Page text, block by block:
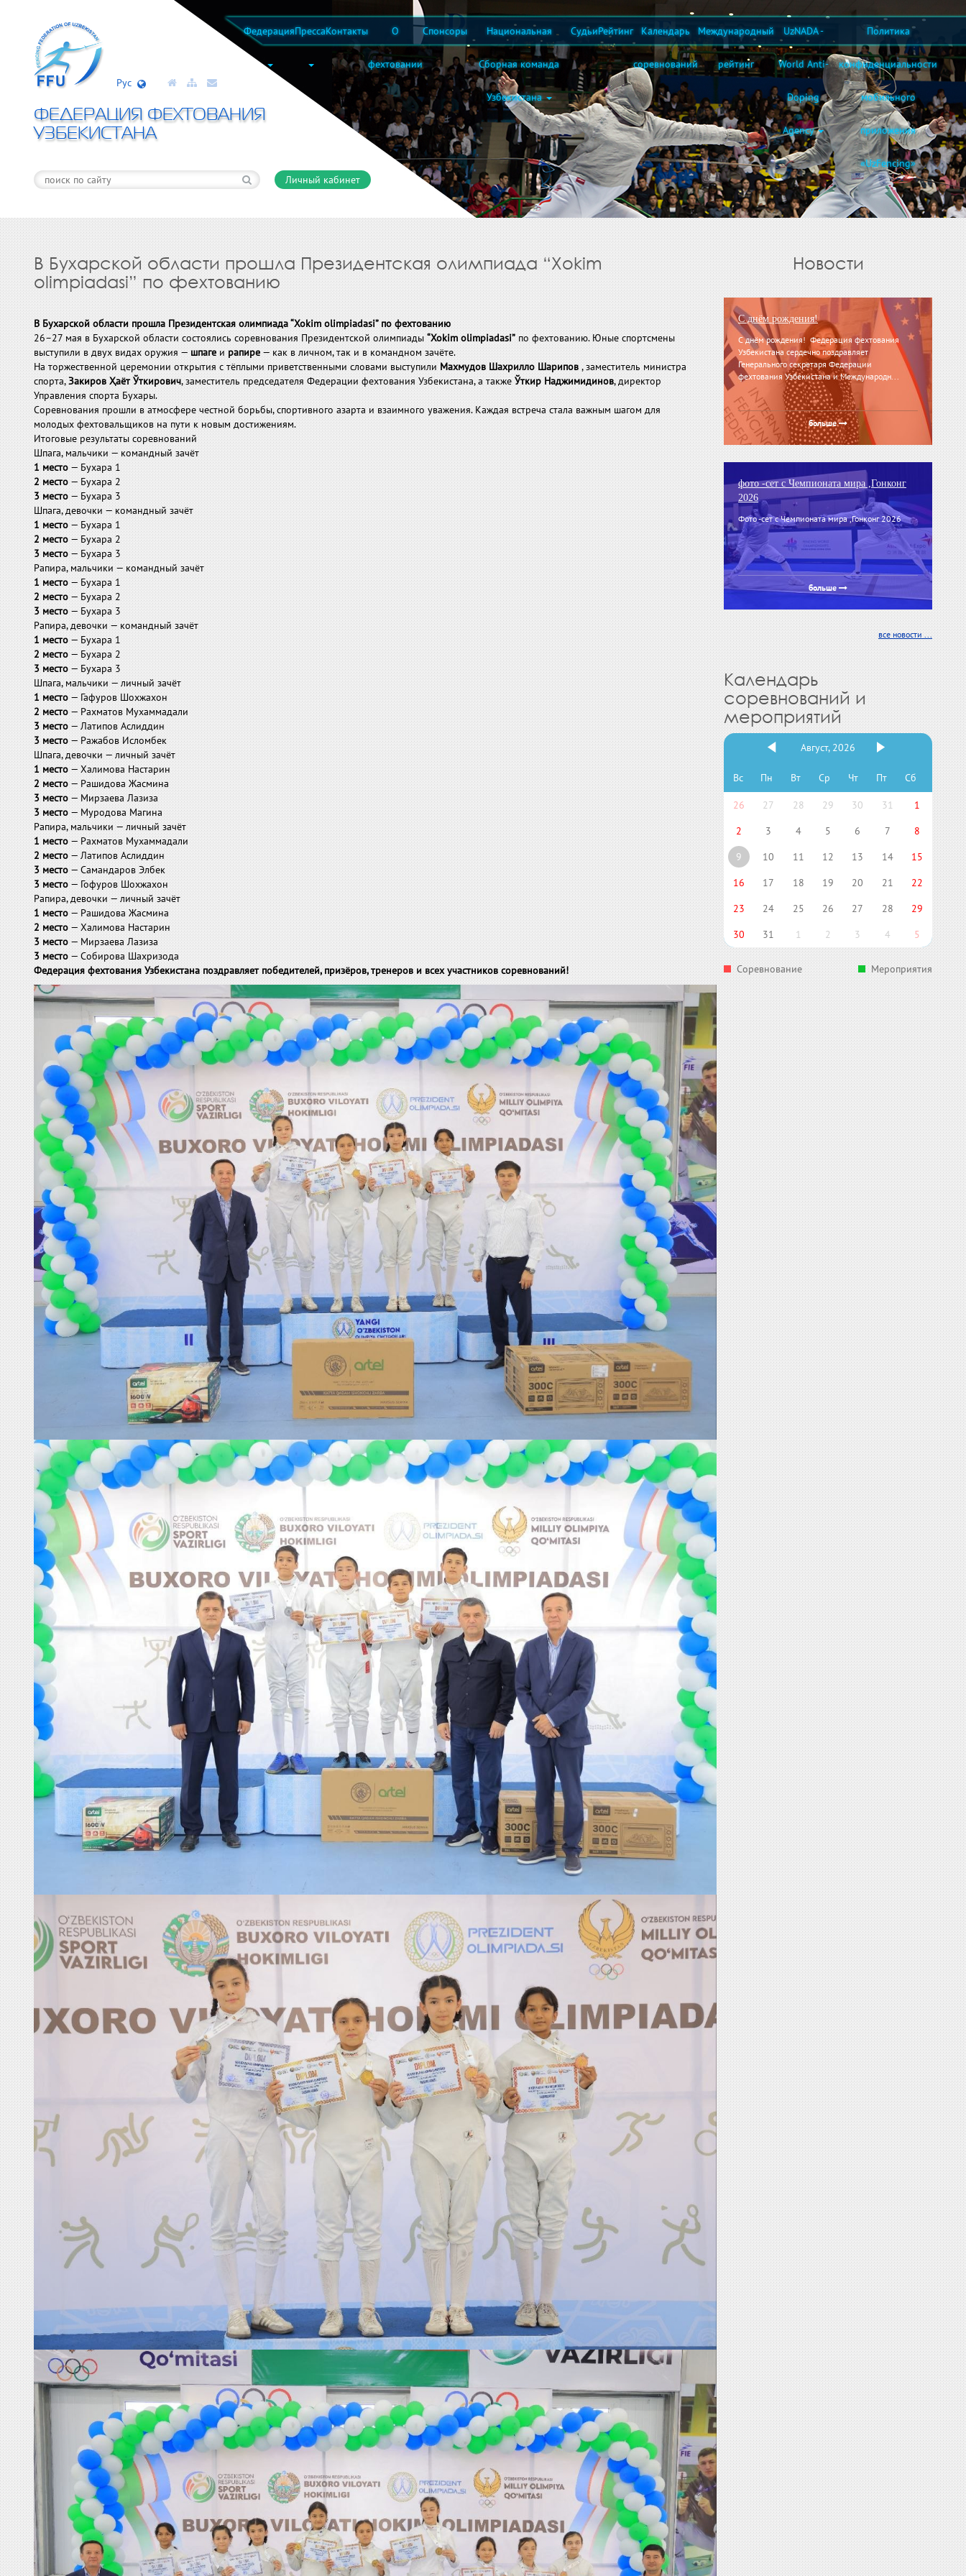
ФедерацияПрессаКонтакты О
фехтовании
Спонсоры Национальная
Сборная команда
Узбекистана
СудьиРейтинг Календарь
соревнований
Международный
рейтинг
UzNADA -
World Anti-
Doping
Agency
Политика
конфиденциальности
мобильного
приложения
«UzFencing»
Рус
ФЕДЕРАЦИЯ ФЕХТОВАНИЯ
УЗБЕКИСТАНА
Личный кабинет
В Бухарской области прошла Президентская олимпиада “Xokim
olimpiadasi” по фехтованию
В Бухарской области прошла Президентская олимпиада “Xokim olimpiadasi” по фехтованию
26–27 мая в Бухарской области состоялись соревнования Президентской олимпиады “Xokim olimpiadasi” по фехтованию. Юные спортсмены
выступили в двух видах оружия — шпаге и рапире — как в личном, так и в командном зачёте.
На торжественной церемонии открытия с тёплыми приветственными словами выступили Махмудов Шахрилло Шарипов , заместитель министра
спорта,Закиров Ҳаёт Ўткирович, заместитель председателя Федерации фехтования Узбекистана, а также Ўткир Наджимидинов, директор
Управления спорта Бухары.
Соревнования прошли в атмосфере честной борьбы, спортивного азарта и взаимного уважения. Каждая встреча стала важным шагом для
молодых фехтовальщиков на пути к новым достижениям.
Итоговые результаты соревнований
Шпага, мальчики — командный зачёт
1 место — Бухара 1
2 место — Бухара 2
3 место — Бухара 3
Шпага, девочки — командный зачёт
1 место — Бухара 1
2 место — Бухара 2
3 место — Бухара 3
Рапира, мальчики — командный зачёт
1 место — Бухара 1
2 место — Бухара 2
3 место — Бухара 3
Рапира, девочки — командный зачёт
1 место — Бухара 1
2 место — Бухара 2
3 место — Бухара 3
Шпага, мальчики — личный зачёт
1 место — Гафуров Шохжахон
2 место — Рахматов Мухаммадали
3 место — Латипов Аслиддин
3 место — Ражабов Исломбек
Шпага, девочки — личный зачёт
1 место — Халимова Настарин
2 место — Рашидова Жасмина
3 место — Мирзаева Лазиза
3 место — Муродова Магина
Рапира, мальчики — личный зачёт
1 место — Рахматов Мухаммадали
2 место — Латипов Аслиддин
3 место — Самандаров Элбек
3 место — Гофуров Шохжахон
Рапира, девочки — личный зачёт
1 место — Рашидова Жасмина
2 место — Халимова Настарин
3 место — Мирзаева Лазиза
3 место — Собирова Шахризода
Федерация фехтования Узбекистана поздравляет победителей, призёров, тренеров и всех участников соревнований!
Новости
С днём рождения!
С днём рождения! Федерация фехтования
Узбекистана сердечно поздравляет
Генерального секретаря Федерации
фехтования Узбекистана и Международн...
больше
фото -сет с Чемпионата мира ,Гонконг
2026
Фото -сет с Чемпионата мира ,Гонконг 2026
больше
все новости ...
Календарь
соревнований и
мероприятий
Август, 2026
Вс Пн Вт Ср Чт Пт Сб
26 27 28 29 30 31
1
2
3 4 5 6 7
8
9
10 11 12 13 14
15
16
17 18 19 20 21
22
23
24 25 26 27 28
29
30
31 1 2 3 4 5
Соревнование Мероприятия